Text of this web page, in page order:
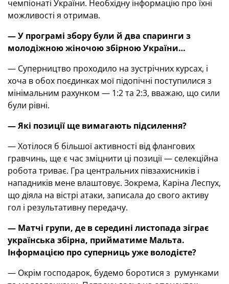
чемпіонаті України. Необхідну інформацію про їхні
можливості я отримав.
— У програмі збору були й два спаринги з
молодіжною жіночою збірною України…
— Суперництво проходило на зустрічних курсах, і
хоча в обох поєдинках мої підопічні поступилися з
мінімальним рахунком — 1:2 та 2:3, вважаю, що сили
були рівні.
— Які позиції ще вимагають підсилення?
— Хотілося б більшої активності від флангових
гравчинь, ще є час зміцнити ці позиції — селекційна
робота триває. Гра центральних півзахисників і
нападників мене влаштовує. Зокрема, Каріна Леспух,
що діяла на вістрі атаки, записала до свого активу
гол і результативну передачу.
— Матчі групи, де в середині листопада зіграє
українська збірна, прийматиме Мальта.
Інформацією про суперниць уже володієте?
— Окрім господарок, будемо боротися з румунками